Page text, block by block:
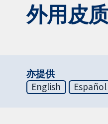
外用皮
亦提供
English
Español